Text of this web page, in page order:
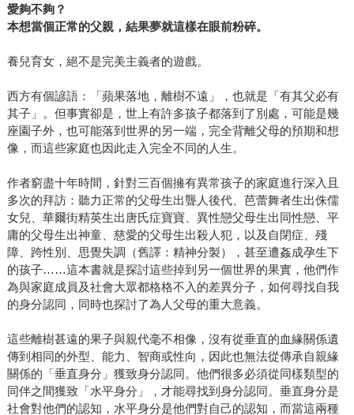
愛夠不夠？
本想當個正常的父親，結果夢就這樣在眼前粉碎。
養兒育女，絕不是完美主義者的遊戲。
西方有個諺語：「蘋果落地，離樹不遠」，也就是「有其父必有
其子」。但事實卻是，世上有許多孩子都落到了別處，可能是幾
座園子外，也可能落到世界的另一端，完全背離父母的預期和想
像，而這些家庭也因此走入完全不同的人生。
作者窮盡十年時間，針對三百個擁有異常孩子的家庭進行深入且
多次的拜訪：聽力正常的父母生出聾人後代、芭蕾舞者生出侏儒
女兒、華爾街精英生出唐氏症寶寶、異性戀父母生出同性戀、平
庸的父母生出神童、慈愛的父母生出殺人犯，以及自閉症、殘
障、跨性別、思覺失調（舊譯：精神分製），甚至遭姦成孕生下
的孩子……這本書就是探討這些掉到另一個世界的果實，他們作
為與家庭成員及社會大眾都格格不入的差異分子，如何尋找自我
的身分認同，同時也探討了為人父母的重大意義。
這些離樹甚遠的果子與親代毫不相像，沒有從垂直的血緣關係遺
傳到相同的外型、能力、智商或性向，因此也無法從傳承自親緣
關係的「垂直身分」獲致身分認同。他們很多必須從同樣類型的
同伴之間獲致「水平身分」，才能尋找到身分認同。垂直身分是
社會對他們的認知，水平身分是他們對自己的認知，而當這兩種